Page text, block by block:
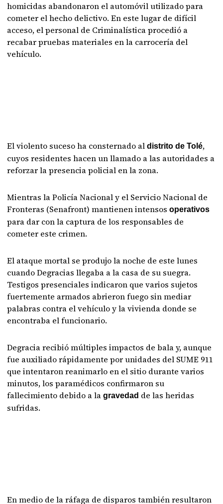
homicidas abandonaron el automóvil utilizado para
cometer el hecho delictivo. En este lugar de difícil
acceso, el personal de Criminalística procedió a
recabar pruebas materiales en la carrocería del
vehículo.
El violento suceso ha consternado aldistrito de Tolé,
cuyos residentes hacen un llamado a las autoridades a
reforzar la presencia policial en la zona.
Mientras la Policía Nacional y el Servicio Nacional de
Fronteras (Senafront) mantienen intensosoperativos
para dar con la captura de los responsables de
cometer este crimen.
El ataque mortal se produjo la noche de este lunes
cuando Degracias llegaba a la casa de su suegra.
Testigos presenciales indicaron que varios sujetos
fuertemente armados abrieron fuego sin mediar
palabras contra el vehículo y la vivienda donde se
encontraba el funcionario.
Degracia recibió múltiples impactos de bala y, aunque
fue auxiliado rápidamente por unidades del SUME 911
que intentaron reanimarlo en el sitio durante varios
minutos, los paramédicos confirmaron su
fallecimiento debido a lagravedad de las heridas
sufridas.
En medio de la ráfaga de disparos también resultaron